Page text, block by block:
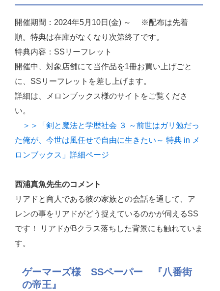
開催期間：2024年5月10日(金) ～ ※配布は先着
順。特典は在庫がなくなり次第終了です。
特典内容：SSリーフレット
開催中、対象店舗にて当作品を1冊お買い上げごと
に、SSリーフレットを差し上げます。
詳細は、メロンブックス様のサイトをご覧くださ
い。
＞＞「剣と魔法と学歴社会 ３ ～前世はガリ勉だっ
た俺が、今世は風任せで自由に生きたい～ 特典 in メ
ロンブックス」詳細ページ
西浦真魚先生のコメント
リアドと商人である彼の家族との会話を通して、ア
レンの事をリアドがどう捉えているのかが伺えるSS
です！ リアドがBクラス落ちした背景にも触れていま
す。
ゲーマーズ様 SSペーパー 『八番街
の帝王』